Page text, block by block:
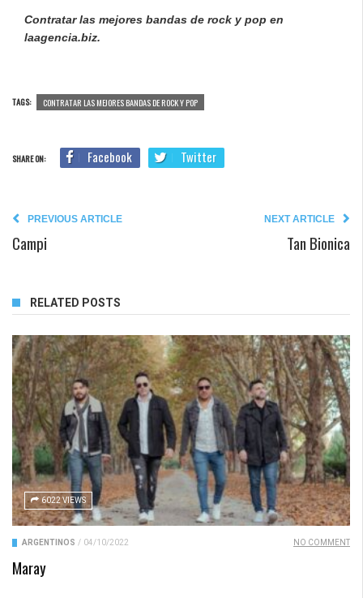
Contratar las mejores bandas de rock y pop en
laagencia.biz.
TAGS: CONTRATAR LAS MEJORES BANDAS DE ROCK Y POP
SHARE ON: Facebook Twitter
PREVIOUS ARTICLE
Campi
NEXT ARTICLE
Tan Bionica
RELATED POSTS
6022 VIEWS
ARGENTINOS / 04/10/2022 NO COMMENT
Maray